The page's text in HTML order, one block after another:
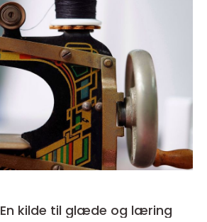
Jokes for børn En kilde til glæde og læring